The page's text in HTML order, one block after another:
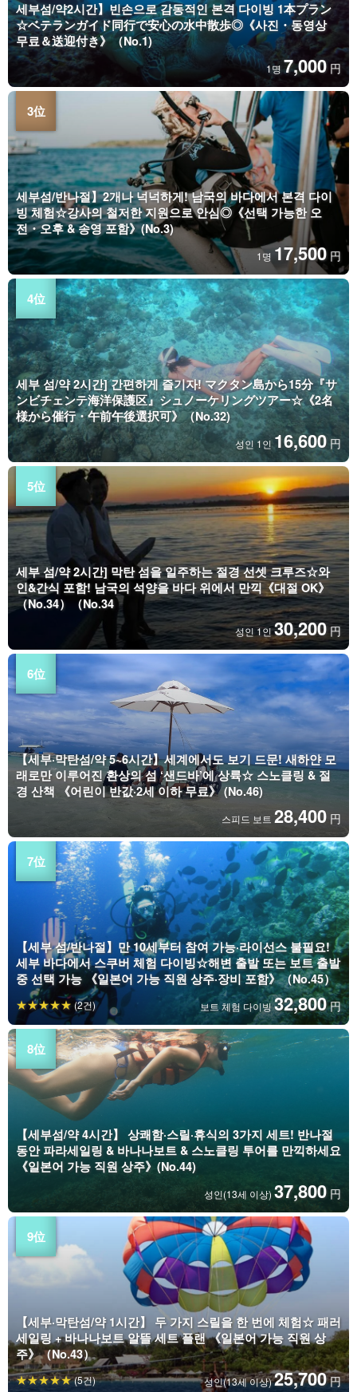
세부섬/약2시간】빈손으로 감동적인 본격 다이빙 1本プラン
☆ベテランガイド同行で安心の水中散歩◎《사진・동영상
무료＆送迎付き》（No.1)
1명 7,000 円
세부섬/반나절】2개나 넉넉하게! 남국의 바다에서 본격 다이
빙 체험☆강사의 철저한 지원으로 안심◎《선택 가능한 오
전・오후 & 송영 포함》(No.3)
1명 17,500 円
세부 섬/약 2시간] 간편하게 즐기자! マクタン島から15分『サ
ンビチェンテ海洋保護区』シュノーケリングツアー☆《2名
様から催行・午前午後選択可》（No.32)
성인 1인16,600 円
세부 섬/약 2시간] 막탄 섬을 일주하는 절경 선셋 크루즈☆와
인&간식 포함! 남국의 석양을 바다 위에서 만끽《대절 OK》
（No.34）（No.34
성인 1인30,200 円
【세부·막탄섬/약 5~6시간】세계에서도 보기 드문! 새하얀 모
래로만 이루어진 환상의 섬 ‘샌드바’에 상륙☆ 스노클링 & 절
경 산책 《어린이 반값·2세 이하 무료》 (No.46)
스피드 보트 28,400 円
【세부 섬/반나절】만 10세부터 참여 가능·라이선스 불필요!
세부 바다에서 스쿠버 체험 다이빙☆해변 출발 또는 보트 출발
중 선택 가능 《일본어 가능 직원 상주·장비 포함》（No.45）
보트 체험 다이빙32,800 円
(2건)
【세부섬/약 4시간】 상쾌함·스릴·휴식의 3가지 세트! 반나절
동안 파라세일링 & 바나나보트 & 스노클링 투어를 만끽하세요
《일본어 가능 직원 상주》(No.44)
성인(13세 이상) 37,800 円
【세부·막탄섬/약 1시간】 두 가지 스릴을 한 번에 체험☆ 패러
세일링 + 바나나보트 알뜰 세트 플랜 《일본어 가능 직원 상
주》（No.43）
성인(13세 이상)25,700 円
(5건)